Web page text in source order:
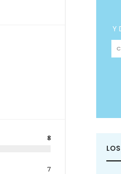
8
7
Y